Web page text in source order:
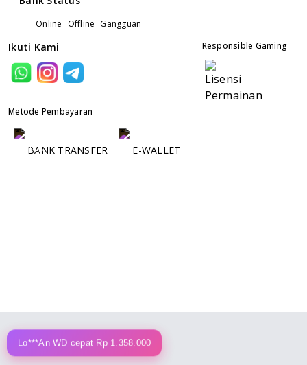
Online Offline Gangguan
Ikuti Kami Responsible Gaming
Metode Pembayaran
BANK TRANSFER E-WALLET
Lo***An WD cepat Rp 1.358.000